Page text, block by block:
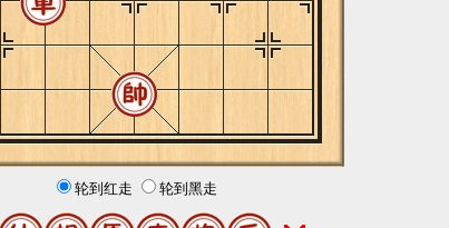
轮到红走 轮到黑走